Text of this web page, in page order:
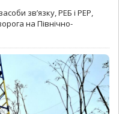
зв’язку, РЕБ і РЕР,
на Північно-